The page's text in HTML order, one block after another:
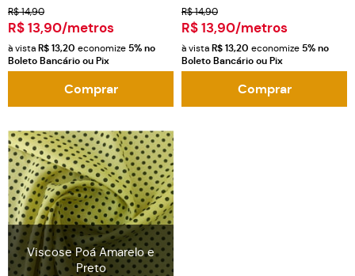
R$ 14,90
R$ 13,90/metros
à vista R$ 13,20 economize 5%no
Boleto Bancário ou Pix
Comprar
R$ 14,90
R$ 13,90/metros
à vista R$ 13,20 economize 5%no
Boleto Bancário ou Pix
Comprar
Viscose Poá Amarelo e
Preto